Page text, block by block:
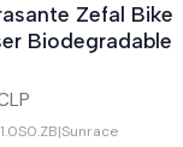
Zefal Bike
Biodegradable
|Sunrace